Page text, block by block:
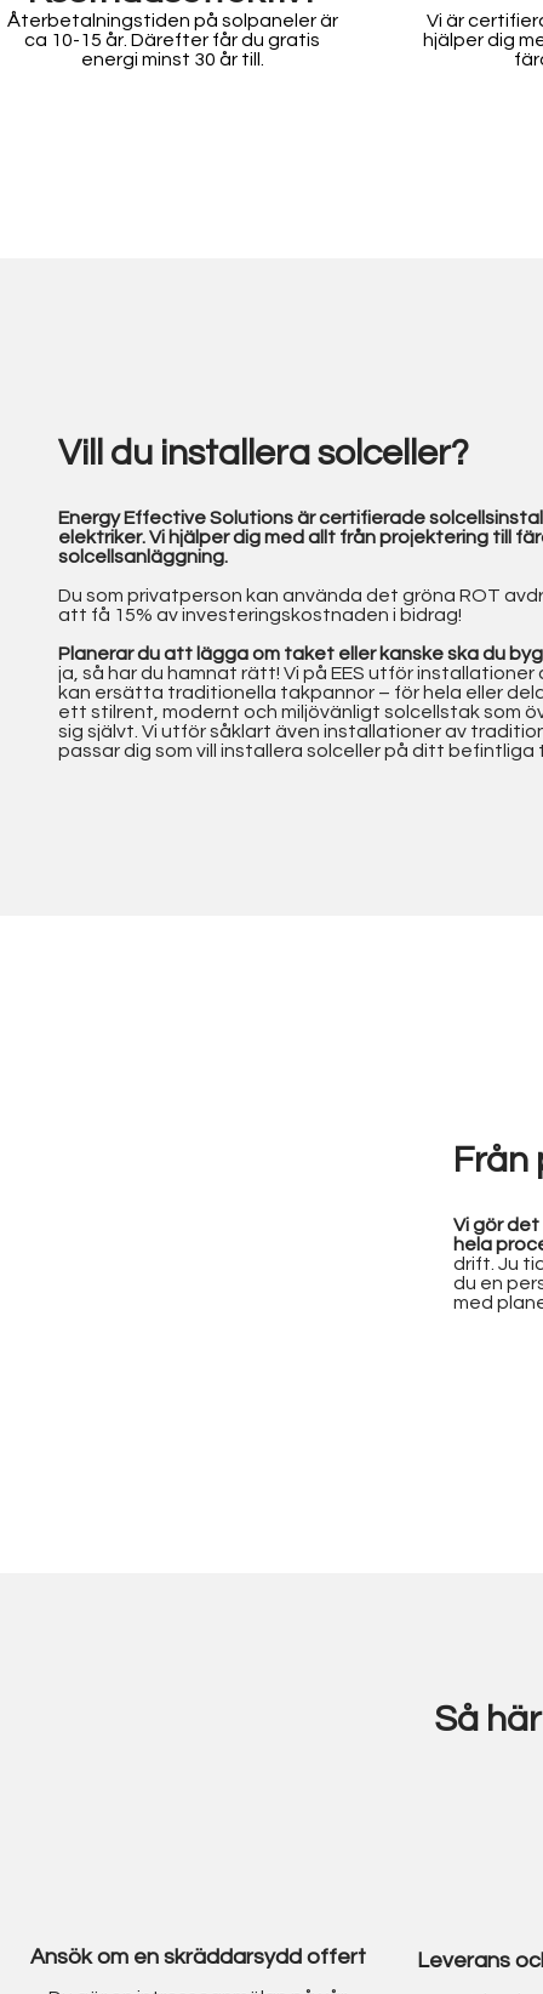
Återbetalningstiden på solpaneler är
ca 10-15 år. Därefter får du gratis
energi minst 30 år till.
Vi är
hjälper dig
Vill du installera solceller?
Energy Effective Solutions är certifierade
elektriker. Vi hjälper dig med allt från projektering till
solcellsanläggning.
Du som privatperson kan använda det gröna ROT
att få 15% av investeringskostnaden i bidrag!
Planerar du att lägga om taket eller kanske ska du
ja, så har du hamnat rätt! Vi på EES utför installationer
kan ersätta traditionella takpannor – för hela eller
ett stilrent, modernt och miljövänligt solcellstak som
sig självt. Vi utför såklart även installationer av
passar dig som vill installera solceller på ditt befintliga
Vi gör
hela
drift. Ju
du en
med
Ansök om en skräddarsydd offert
Så
Leverans